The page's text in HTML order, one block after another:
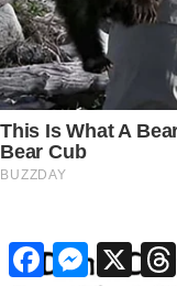
FacebookMessenger
X